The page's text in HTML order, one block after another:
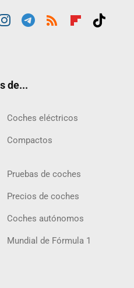
de...
Coches eléctricos
Compactos
Pruebas de coches
Precios de coches
Coches autónomos
Mundial de Fórmula 1